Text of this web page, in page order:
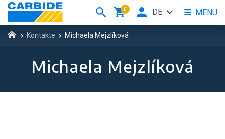
Kontakte Michaela Mejzlíková
Michaela Mejzlíková
0 MENU
DE